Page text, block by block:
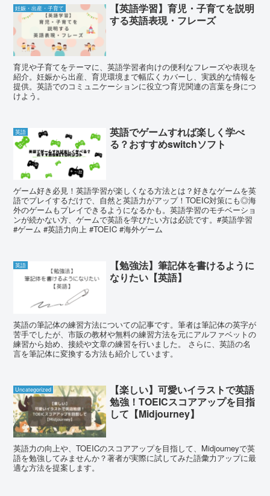
妊娠・出産・子育て
【英語学習】育児・子育てを説明
する英語表現・フレーズ
育児や子育てをテーマに、英語学習者向けの便利なフレーズや表現を
紹介。妊娠から出産、育児環境まで幅広くカバーし、実践的な情報を
提供。英語でのコミュニケーションに役立つ育児関連の言葉を身につ
けよう。
英語
英語でゲームすれば楽しく学べ
る？おすすめswitchソフト
ゲーム好き必見！英語学習が楽しくなる方法とは？好きなゲームを英
語でプレイするだけで、自然と英語力がアップ！TOEIC対策にも◎海
外のゲームもプレイできるようになるかも。英語学習のモチベーショ
ンが続かない方、ゲームで英語を学びたい方は必読です。#英語学習
#ゲーム #英語力向上 #TOEIC #海外ゲーム
英語
【勉強法】筆記体を書けるように
なりたい【英語】
英語の筆記体の練習方法についての記事です。筆者は筆記体の英字が
苦手でしたが、市販の教材や無料の練習方法を元にアルファベットの
練習から始め、接続や文章の練習を行いました。 さらに、英語の名
言を筆記体に変換する方法も紹介しています。
Uncategorized
【楽しい】可愛いイラストで英語
勉強！TOEICスコアアップを目指
して【Midjourney】
英語力の向上や、TOEICのスコアアップを目指して、Midjourneyで英
語を勉強してみませんか？著者が実際に試してみた語彙力アップに最
適な方法を提案します。